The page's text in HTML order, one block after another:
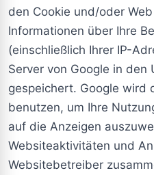
den Cookie und/oder
Informationen über Ihre
(einschließlich Ihrer IP-
Server von Google in
gespeichert. Google wird
benutzen, um Ihre
auf die Anzeigen
Websiteaktivitäten und
Websitebetreiber